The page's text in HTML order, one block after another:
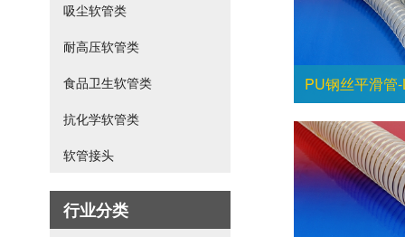
吸尘软管类
耐高压软管类
食品卫生软管类
抗化学软管类
软管接头
行业分类
PU钢丝平滑管